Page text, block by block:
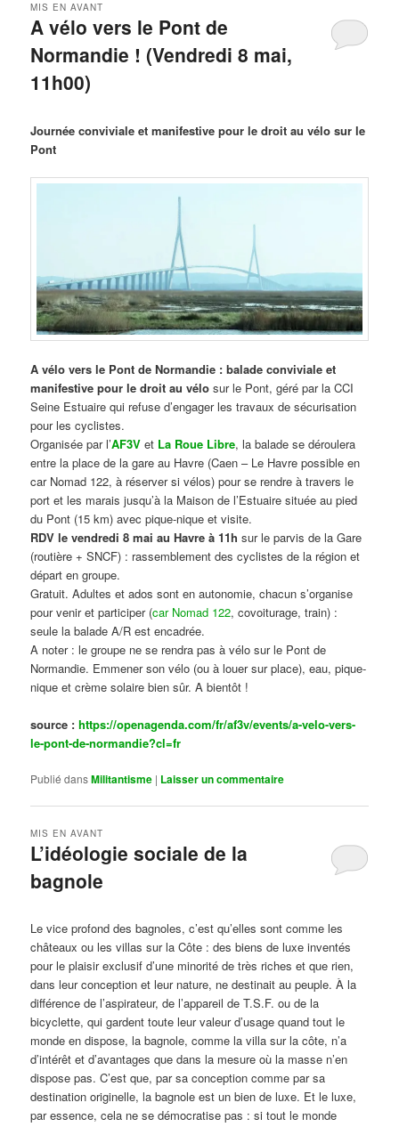
A vélo vers le Pont de
Normandie ! (Vendredi 8 mai,
11h00)
MIS EN AVANT
Journée conviviale et manifestive pour le droit au vélo sur le
Pont
A vélo vers le Pont de Normandie : balade conviviale et
manifestive pour le droit au vélo sur le Pont, géré par la CCI
Seine Estuaire qui refuse d’engager les travaux de sécurisation
pour les cyclistes.
Organisée par l’AF3V et La Roue Libre, la balade se déroulera
entre la place de la gare au Havre (Caen – Le Havre possible en
car Nomad 122, à réserver si vélos) pour se rendre à travers le
port et les marais jusqu’à la Maison de l’Estuaire située au pied
du Pont (15 km) avec pique-nique et visite.
RDV le vendredi 8 mai au Havre à 11h sur le parvis de la Gare
(routière + SNCF) : rassemblement des cyclistes de la région et
départ en groupe.
Gratuit. Adultes et ados sont en autonomie, chacun s’organise
pour venir et participer (car Nomad 122, covoiturage, train) :
seule la balade A/R est encadrée.
A noter : le groupe ne se rendra pas à vélo sur le Pont de
Normandie. Emmener son vélo (ou à louer sur place), eau, pique-
nique et crème solaire bien sûr. A bientôt !
source :https://openagenda.com/fr/af3v/events/a-velo-vers-
le-pont-de-normandie?cl=fr
Publié dansMilitantisme | Laisser un commentaire
L’idéologie sociale de la
bagnole
MIS EN AVANT
Le vice profond des bagnoles, c’est qu’elles sont comme les
châteaux ou les villas sur la Côte : des biens de luxe inventés
pour le plaisir exclusif d’une minorité de très riches et que rien,
dans leur conception et leur nature, ne destinait au peuple. À la
différence de l’aspirateur, de l’appareil de T.S.F. ou de la
bicyclette, qui gardent toute leur valeur d’usage quand tout le
monde en dispose, la bagnole, comme la villa sur la côte, n’a
d’intérêt et d’avantages que dans la mesure où la masse n’en
dispose pas. C’est que, par sa conception comme par sa
destination originelle, la bagnole est un bien de luxe. Et le luxe,
par essence, cela ne se démocratise pas : si tout le monde